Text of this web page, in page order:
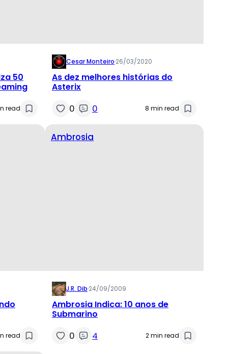
50
read
Cesar Monteiro·26/03/2020
As dez melhores histórias do
Asterix
0 0 8 min read
read
Ambrosia
J.R. Dib·24/09/2009
Ambrosia Indica: 10 anos de
Submarino
0 4 2 min read